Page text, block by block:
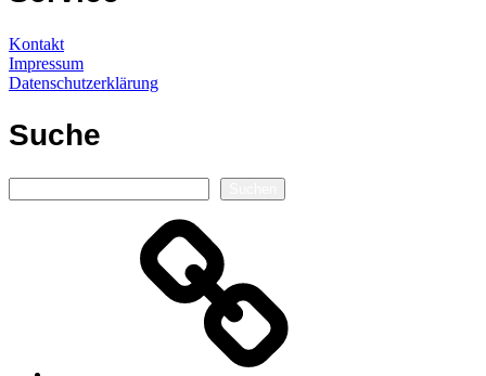
Kontakt
Impressum
Datenschutzerklärung
Suche